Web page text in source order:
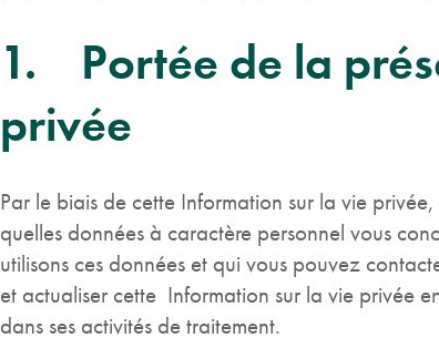
1. Portée de la
privée
Par le biais de cette Information sur la vie
quelles données à caractère personnel vous
utilisons ces données et qui vous pouvez
et actualiser cette Information sur la vie privée
dans ses activités de traitement.